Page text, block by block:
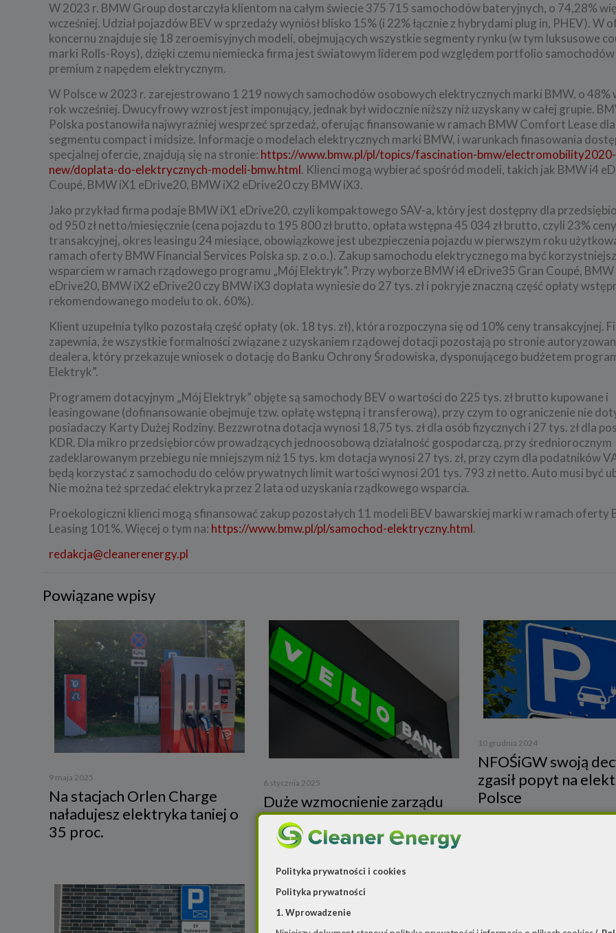
W 2023 r. BMW Group dostarczyła klientom na całym świecie 375 715 samochodów bateryjnych, o 74,28%
wcześniej. Udział pojazdów BEV w sprzedaży wyniósł blisko 15% (i 22% łącznie z hybrydami plug in, PHEV). W
koncernu znajduje się 18 zeroemisyjnych modeli, obejmujących wszystkie segmenty rynku (w tym luksusowe
marki Rolls-Roys), dzięki czemu niemiecka firma jest światowym liderem pod względem portfolio
premium z napędem elektrycznym.
W Polsce w 2023 r. zarejestrowano 1 219 nowych samochodów osobowych elektrycznych marki BMW, o 48%
rok wcześniej. Dwucyfrowy wzrost jest imponujący, jednak był widocznie niższy niż uzyskany w całej grupie.
Polska postanowiła najwyraźniej wesprzeć sprzedaż, oferując finansowanie w ramach BMW Comfort Lease
segmentu compact i midsize. Informacje o modelach elektrycznych marki BMW, i warunkach finasowania
specjalnej ofercie, znajdują się na stronie: https://www.bmw.pl/pl/topics/fascination-bmw/electromobility2020-
new/doplata-do-elektrycznych-modeli-bmw.html. Klienci mogą wybierać spośród modeli, takich jak BMW i4
Coupé, BMW iX1 eDrive20, BMW iX2 eDrive20 czy BMW iX3.
Jako przykład firma podaje BMW iX1 eDrive20, czyli kompaktowego SAV-a, który jest dostępny dla
od 950 zł netto/miesięcznie (cena pojazdu to 195 800 zł brutto, opłata wstępna 45 034 zł brutto, czyli 23% ceny
transakcyjnej, okres leasingu 24 miesiące, obowiązkowe jest ubezpieczenia pojazdu w pierwszym roku
ramach oferty BMW Financial Services Polska sp. z o.o.). Zakup samochodu elektrycznego ma być
wsparciem w ramach rządowego programu „Mój Elektryk”. Przy wyborze BMW i4 eDrive35 Gran Coupé, BMW
eDrive20, BMW iX2 eDrive20 czy BMW iX3 dopłata wyniesie do 27 tys. zł i pokryje znaczną część opłaty
rekomendowanego modelu to ok. 60%).
Klient uzupełnia tylko pozostałą część opłaty (ok. 18 tys. zł), która rozpoczyna się od 10% ceny transakcyjnej.
zapewnia, że wszystkie formalności związane z uzyskaniem rządowej dotacji pozostają po stronie
dealera, który przekazuje wniosek o dotację do Banku Ochrony Środowiska, dysponującego budżetem
Elektryk”.
Programem dotacyjnym „Mój Elektryk” objęte są samochody BEV o wartości do 225 tys. zł brutto kupowane i
leasingowane (dofinansowanie obejmuje tzw. opłatę wstępną i transferową), przy czym to ograniczenie nie
posiadaczy Karty Dużej Rodziny. Bezzwrotna dotacja wynosi 18,75 tys. zł dla osób fizycznych i 27 tys. zł dla
KDR. Dla mikro przedsiębiorców prowadzących jednoosobową działalność gospodarczą, przy średniorocznym
zadeklarowanym przebiegu nie mniejszym niż 15 tys. km dotacja wynosi 27 tys. zł, przy czym dla podatników
będą korzystać z samochodu do celów prywatnych limit wartości wynosi 201 tys. 793 zł netto. Auto musi być
Nie można też sprzedać elektryka przez 2 lata od uzyskania rządkowego wsparcia.
Proekologiczni klienci mogą sfinansować zakup pozostałych 11 modeli BEV bawarskiej marki w ramach oferty
Leasing 101%. Więcej o tym na: https://www.bmw.pl/pl/samochod-elektryczny.html.
redakcja@cleanerenergy.pl
Powiązane wpisy
9 maja 2025
Na stacjach Orlen Charge
naładujesz elektryka taniej o
35 proc.
6 stycznia 2025
Duże wzmocnienie zarządu
VeloLeasing
10 grudnia 2024
NFOŚiGW swoją
zgasił popyt na
Polsce
Polityka prywatności i cookies
Polityka prywatności
1. Wprowadzenie